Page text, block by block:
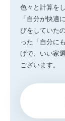
色々と計算を
「自分が快適
びをしていた
った「自分に
げで、いい家
ございます。